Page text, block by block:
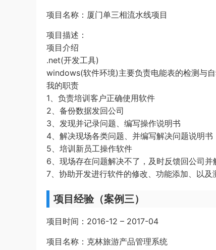
项目名称：厦门单三相流水线项目
项目描述：
项目介绍
.net(开发工具)
windows(软件环境)主要负责电能表的检测与
我的职责
1、负责培训客户正确使用软件
2、备份数据发回公司
3、发现并记录问题、编写操作说明书
4、解决现场各类问题、并编写解决问题说明书
5、培训新员工操作软件
6、现场存在问题解决不了，及时反馈回公司并
7、协助开发进行软件的修改、功能添加、以及
项目经验（案例三）
项目时间：2016-12 – 2017-04
项目名称：克林旅游产品管理系统